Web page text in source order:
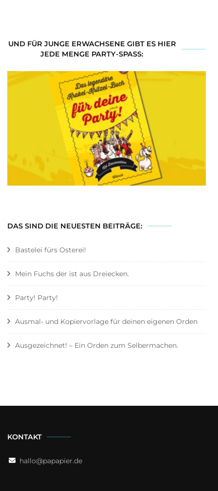
UND FÜR JUNGE ERWACHSENE GIBT ES HIER
JEDE MENGE PARTY-SPASS:
DAS SIND DIE NEUESTEN BEITRÄGE:
Bastelei fürs Osterei!
Mein Fuchs der ist aus Dreiecken.
Party! Party!
Ausmal- und Kopiervorlage für deinen eigenen Orden
Ausgezeichnet! – Ein Orden zum Selbermachen.
KONTAKT
hallo@papapier.de